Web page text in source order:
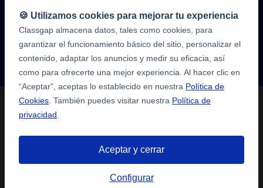
9,6/10
1.339.284
opiniones
alumnos
🍪 Utilizamos cookies para mejorar tu experiencia
Classgap almacena datos, tales como cookies, para
garantizar el funcionamiento básico del sitio, personalizar el
contenido, adaptar los anuncios y medir su eficacia, así
como para ofrecerte una mejor experiencia. Al hacer clic en
“Aceptar”, aceptas lo establecido en nuestra Política de
Cookies . También puedes visitar nuestra Política de
privacidad
Aceptar y cerrar
Configurar